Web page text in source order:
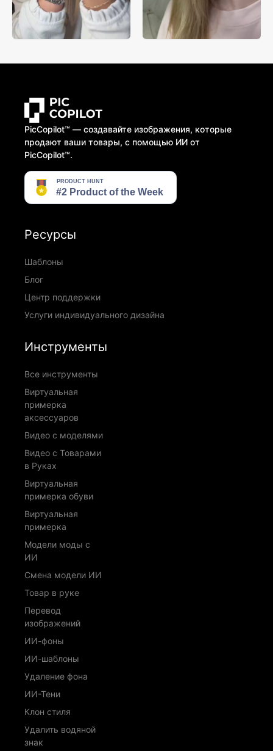
PicCopilot™️ — создавайте изображения, которые
продают ваши товары, с помощью ИИ от
PicCopilot™️.
Ресурсы
Шаблоны
Блог
Центр поддержки
Услуги индивидуального дизайна
Инструменты
Все инструменты
Виртуальная
примерка
аксессуаров
Видео с моделями
Видео с Товарами
в Руках
Виртуальная
примерка обуви
Виртуальная
примерка
Модели моды с
ИИ
Смена модели ИИ
Товар в руке
Перевод
изображений
ИИ-фоны
ИИ-шаблоны
Удаление фона
ИИ-Тени
Клон стиля
Удалить водяной
знак